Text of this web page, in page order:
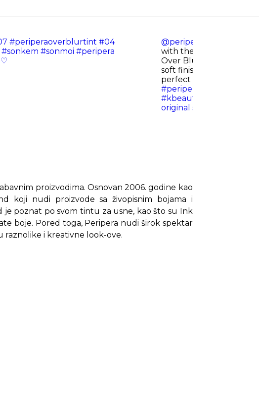
#periperaoverblurtint #04
#sonkem #sonmoi #peripera
♡
@peripera.malaysia
with the blurred lip
Over Blur Tint is a
soft finish, buildable
perfect gradient effect
#periperaMalaysia
#kbeautymakeup
original sound - Peripera
proizvodima. Osnovan 2006. godine kao
koji nudi proizvode sa živopisnim bojama i
poznat po svom tintu za usne, kao što su Ink
boje. Pored toga, Peripera nudi širok spektar
raznolike i kreativne look-ove.